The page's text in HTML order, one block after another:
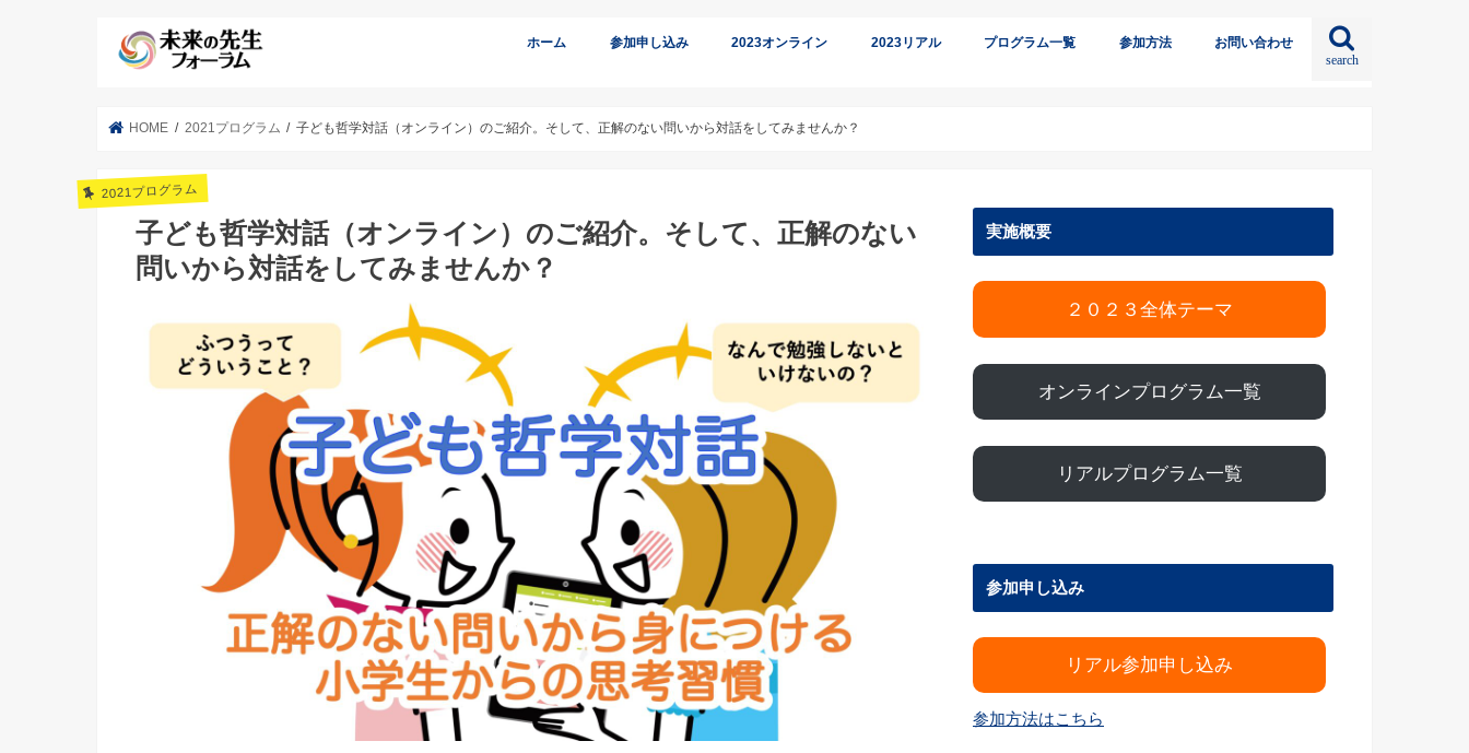
search
ホーム 参加申し込み 2023オンライン 2023リアル プログラム一覧 参加方法 お問い合わせ
HOME 2021プログラム 子ども哲学対話（オンライン）のご紹介。そして、正解のない問いから対話をしてみませんか？
2021プログラム
子ども哲学対話（オンライン）のご紹介。そして、正解のない
問いから対話をしてみませんか？
実施概要
２０２３全体テーマ
オンラインプログラム一覧
リアルプログラム一覧
参加申し込み
リアル参加申し込み
参加方法はこちら